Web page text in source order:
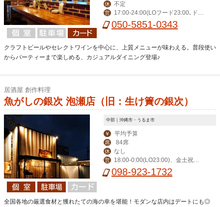
休 不定
営
17:00-24:00(LOフード23:00､ドリ
ンク23:30)
050-5851-0343
クラフトビールやセレクトワインを中心に、上質メニューが味わえる。普段使い
からパーティーまで楽しめる、カジュアルダイニング登場♪
居酒屋 創作料理
魚がしの銀次 泡瀬店（旧：生け簀の銀次）
中部｜沖縄市・うるま市
￥ 平均予算
席 84席
休 なし
営
18:00-0:00(LO23:00)、金土祝前1
8:00-1:00(0:00)
098-923-1732
全国各地の厳選食材と獲れたての海の幸を堪能！モダンな店内はデートにも◎